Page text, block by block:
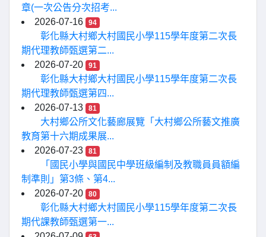
章(一次公告分次招考...
2026-07-16
94
彰化縣大村鄉大村國民小學115學年度第二次長
期代理教師甄選第二...
2026-07-20
91
彰化縣大村鄉大村國民小學115學年度第二次長
期代理教師甄選第四...
2026-07-13
81
大村鄉公所文化藝廊展覽「大村鄉公所藝文推廣
教育第十六期成果展...
2026-07-23
81
「國民小學與國民中學班級編制及教職員員額編
制準則」第3條、第4...
2026-07-20
80
彰化縣大村鄉大村國民小學115學年度第二次長
期代課教師甄選第一...